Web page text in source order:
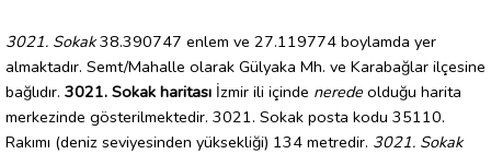
3021. Sokak38.390747 enlem ve 27.119774 boylamda yer
almaktadır. Semt/Mahalle olarak Gülyaka Mh. ve Karabağlar ilçesine
bağlıdır. 3021. Sokak haritası İzmir ili içinde nerede olduğu harita
merkezinde gösterilmektedir. 3021. Sokak posta kodu 35110.
Rakımı (deniz seviyesinden yüksekliği) 134 metredir. 3021. Sokak